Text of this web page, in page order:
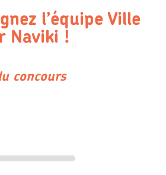
l’équipe Ville
Naviki !
concours